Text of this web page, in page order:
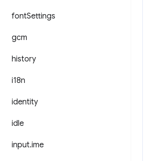
fontSettings
gcm
history
i18n
identity
idle
input.ime